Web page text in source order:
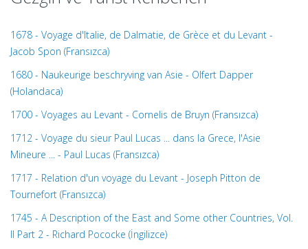
1678 - Voyage d'Italie, de Dalmatie, de Grèce et du Levant -
Jacob Spon (Fransızca)
1680 - Naukeurige beschryving van Asie - Olfert Dapper
(Holandaca)
1700 - Voyages au Levant - Cornelis de Bruyn (Fransızca)
1712 - Voyage du sieur Paul Lucas ... dans la Grece, l'Asie
Mineure ... - Paul Lucas (Fransızca)
1717 - Relation d'un voyage du Levant - Joseph Pitton de
Tournefort (Fransızca)
1745 - A Description of the East and Some other Countries, Vol.
II Part 2 - Richard Pococke (İngilizce)